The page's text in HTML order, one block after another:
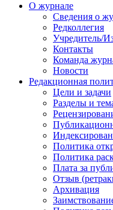
О журнале
Сведения о
Редколлегия
Учредитель/
Контакты
Команда
Новости
Редакционная
Цели и задачи
Разделы и
Политика
Политика
Плата за
Отзыв
Архивация